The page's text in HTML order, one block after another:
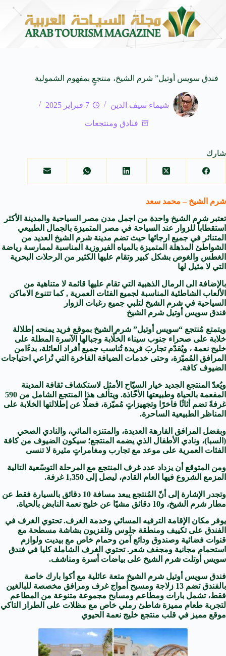
إلى الفنجان 8 أغسطس 2026 سعيد منير.. صانع محتوى
فندق سويس أوتيل” شرم الشيخ، منتجعٍ بمفهوم الشمولية
شيماء سيف الدين 7 فبراير 2025
فنادق ومنتجعات
شارك
شرم الشيخ – محمد سعد
تعتبر شرم الشيخ واحدة من اجمل مدن مصر السياحية والمدينة الأكثر
استقطاباً للزوار عند السياحة في مصر المتميزة بالجمال الطبيعي
المتناثر في جميع ارجائها حيث تضم مدينة شرم الشيخ العديد من
الشواطئ المذهلة المتميزة بالمياه الفيروزية المناسبة لممارسة رياضة
الغطس والغوص بشكل كبير وتقام عليها الكثير من الرحلات البحرية
التي لا مثيل لها
بالإضافة الى الرمال الذهبية التي تقام عليها قائمة لا متناهية من
الألعاب الشاطئية المناسبة لجميع الفئات العمرية , كما تتنوع الاماكن
السياحية في شرم الشيخ لتلبي جميع رغبات الزوار
فندق سويس أوتيل شرم الشيخ
ويتمتع مُنتجع “سويس أوتيل” شرم الشيخ بموقع فريد يمنحه إطلالة
خلابة على صحراء جنوب سيناء الخلّابة وجبالها الآسرة المطلة على
خليج نعمة ، ويُقدّم تجاربَ فريدة تُناسب جميع أفراد العائلة، بدءًامن
المرافق المُميّزة، وحتى خدمات الضيافة الفاخرة التي تُراعي احتياجات
الضيوف كافة.
ويُعدّ المنتجع الجديد خيار السيّاح الأمثل لاستكشاف ثقافة المدينة
المفعمة بالحياة وطبيعتها الأخّاذة. ويتألف هذا المنتجع الشامل من 590
غرفةً تضم أثاثًا فاخرًا وتجهيزاتٍ مُميّزة، فضلًا عن إطلالتها الخلابة على
المناظر الطبيعية الساحرة.
وبفضل المرافق الفارهة العديدة، والمتنزه المائي، والنادي الصحي
(السبا)، ونادي الأطفال الذي يضمه المنتجع؛ سيكون الضيوف من كافة
الفئات العمرية على موعد مع تجارب ومغامراتٍ مثيرة لا تنسى
ومن المتوقع أن يزداد عدد غرف المنتجع مع المرحلة التوسّعية التالية
المزمع الشروع فيها العام القادم، ليصل إلى 1,350 غرفة.
وتجدر الإشارة إلى أنّ المُنتجع يبعد مسافة 10 دقائق بالسيارة فقط عن
مطار شرم الشيخ، و10 دقائق مشيًا عن خليج نعمة النابض بالحياة.
يوفر مكان الإقامة الترفيه المسائي وخدمة الغرف. تحتوي الغرف في
الفندق على تكييف ومنطقة جلوس وتلفزيون بشاشة مسطحة مع
قنوات فضائية وصندوق ودائع آمن وحمام خاص مع بيديت ولوازم
استحمام مجانية ومجفف شعر. تحتوي الغرف الشاملة كليا في فندق
سويس أوتلت شرم الشيخ على بياضات أسرة ومناشف.
فندق سويس أوتيل شرم الشيخ متعة عائلية مع أكوا بارك خاصة
بالفندق تضم 13 زلاجة ومسبح أمواج غرف ومرافق مخصصة للبالغين
فقط، تشمل بارات ومطاعم ومسابح مجموعة متنوعة من المطاعم
لتجربة طعام مميزة شاطئ رملي خاص مع مظلات على الطراز التاكي
موقع مميز في قلب منتجع خليج نعمة الحيوي